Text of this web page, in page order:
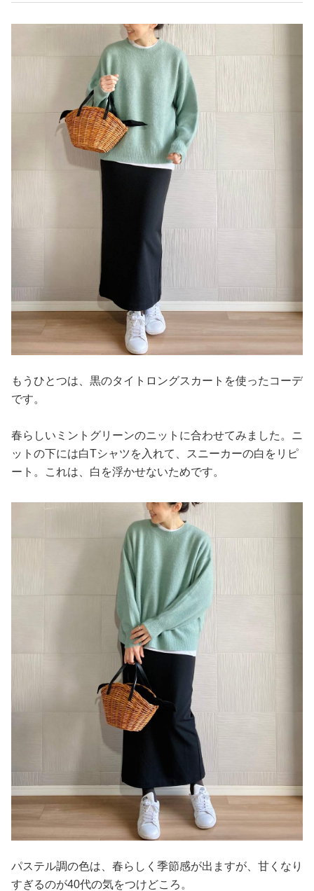
もうひとつは、黒のタイトロングスカートを使ったコーデ
です。
春らしいミントグリーンのニットに合わせてみました。ニ
ットの下には白Tシャツを入れて、スニーカーの白をリピ
ート。これは、白を浮かせないためです。
パステル調の色は、春らしく季節感が出ますが、甘くなり
すぎるのが40代の気をつけどころ。